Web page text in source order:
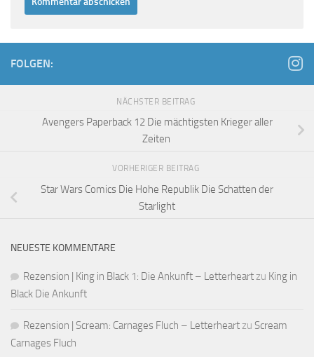
FOLGEN:
NÄCHSTER BEITRAG
Avengers Paperback 12 Die mächtigsten Krieger aller
Zeiten
VORHERIGER BEITRAG
Star Wars Comics Die Hohe Republik Die Schatten der
Starlight
NEUESTE KOMMENTARE
Rezension | King in Black 1: Die Ankunft – Letterheartzu King in
Black Die Ankunft
Rezension | Scream: Carnages Fluch – Letterheartzu Scream
Carnages Fluch